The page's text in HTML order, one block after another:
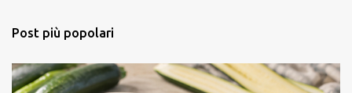
i
Post più popolari